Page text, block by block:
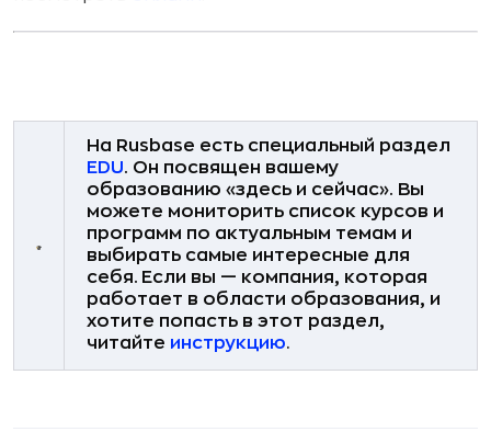
На Rusbase есть специальный раздел
EDU. Он посвящен вашему
образованию «здесь и сейчас». Вы
можете мониторить список курсов и
программ по актуальным темам и
выбирать самые интересные для
себя. Если вы — компания, которая
работает в области образования, и
хотите попасть в этот раздел,
читайте инструкцию.